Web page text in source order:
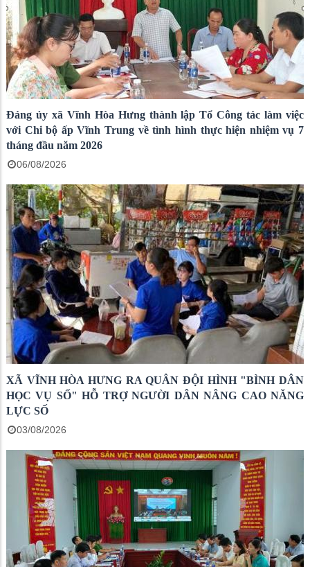
Đảng ủy xã Vĩnh Hòa Hưng thành lập Tổ Công tác làm việc
với Chi bộ ấp Vĩnh Trung về tình hình thực hiện nhiệm vụ 7
tháng đầu năm 2026
06/08/2026
XÃ VĨNH HÒA HƯNG RA QUÂN ĐỘI HÌNH "BÌNH DÂN
HỌC VỤ SỐ" HỖ TRỢ NGƯỜI DÂN NÂNG CAO NĂNG
LỰC SỐ
03/08/2026